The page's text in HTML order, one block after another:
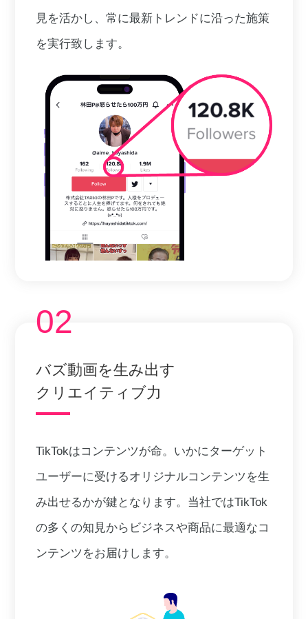
見を活かし、常に最新トレンドに沿った施策
を実行致します。
02
バズ動画を生み出す
クリエイティブ力
TikTokはコンテンツが命。いかにターゲット
ユーザーに受けるオリジナルコンテンツを生
み出せるかが鍵となります。当社ではTikTok
の多くの知見からビジネスや商品に最適なコ
ンテンツをお届けします。